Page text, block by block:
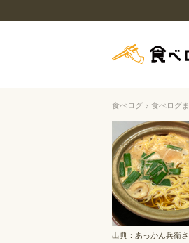
食べログ 食べログ
出典： あっかん兵衛